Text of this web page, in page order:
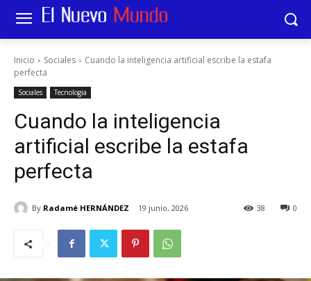
Inicio Sociales
Cuando la inteligencia artificial escribe la estafa
perfecta
Sociales Tecnologia
Cuando la inteligencia
artificial escribe la estafa
perfecta
By Radamé HERNÁNDEZ 19 junio, 2026 0
38